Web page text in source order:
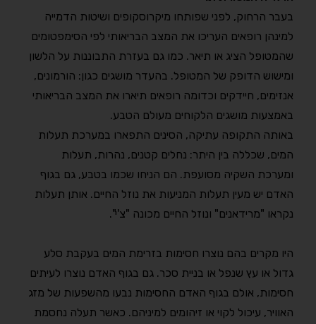
בעבר הרחוק, לפני שפותחו מיקרוסקופים ושיטות הדמייה
למינהן רופאים העריכו את המצב הבריאותי לפי הסימפטומים
שהמטופל הציג או תיאר. כמו גם בעזרת התבוננות על הלשון
ומישוש הדופק של המטופל. בהעדר מושגים כגון: הורמונים,
אנזימים, חיידקים וכדומה רופאים תיארו את המצב הבריאותי
באמצעות מושגים הלקוחים מעולם הטבע.
באותה התקופה עתיקה, הסינים התפארו במערכת תעלות
המים, שכללה בין היתר: נחלים קטנים, נהרות, תעלות
ומערכת השקיה מסועפת. הם הניחו שכמו בטבע, גם בגוף
האדם יש מעין תעלות המניעות את נוזל החיים. אותן תעלות
נקראו "מרידאנים" ונוזל החיים מכונה "צ'י".
היו מקרים בהם נוצרו חסימות בזרימת המים בעקבת סלע
גדול או עץ שנפל או בניית סכר. גם בגוף האדם נוצרו לעיתים
חסימות, אולם בגוף האדם החסימות נבעו מהשפעות של מזג
האוויר, עיכול לקוי או זיהומים למיניהם. כאשר תעלה נחסמת